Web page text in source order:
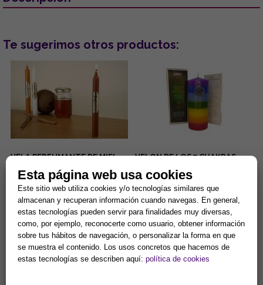
Te sugerimos otros productos:
VELA PERFUMANTE DE MIEL,
La fragancia de miel favorece
el amor, la unión, el
endulzamiento y la
comunicación....
1,99 €
Comprar
VELON DE LOS 7 CHAKRAS
energético)
Velon esotérico 15 x 6 cm. 3
días de combustión
aproximadamente. Especial
para equilibrio interno y
activación...
13,00 €
Comprar
Esta página web usa cookies
Este sitio web utiliza cookies y/o tecnologías similares que
almacenan y recuperan información cuando navegas. En general,
estas tecnologías pueden servir para finalidades muy diversas,
como, por ejemplo, reconocerte como usuario, obtener información
sobre tus hábitos de navegación, o personalizar la forma en que
se muestra el contenido. Los usos concretos que hacemos de
estas tecnologías se describen aquí: política de cookies